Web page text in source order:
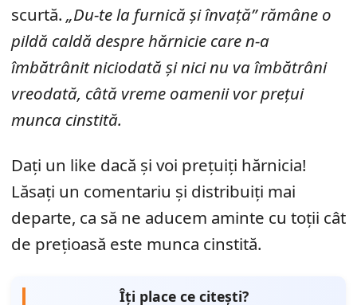
scurtă. „Du-te la furnică și învață” rămâne o
pildă caldă despre hărnicie care n-a
îmbătrânit niciodată și nici nu va îmbătrâni
vreodată, câtă vreme oamenii vor prețui
munca cinstită.
Dați un like dacă și voi prețuiți hărnicia!
Lăsați un comentariu și distribuiți mai
departe, ca să ne aducem aminte cu toții cât
de prețioasă este munca cinstită.
Îți place ce citești?